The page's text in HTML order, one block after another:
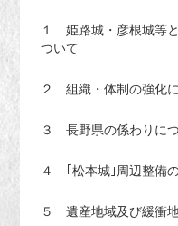
１ 姫路城・彦根城等
ついて
２ 組織・体制の強化
３ 長野県の係わりに
４ ｢松本城｣周辺整備
５ 遺産地域及び緩衝